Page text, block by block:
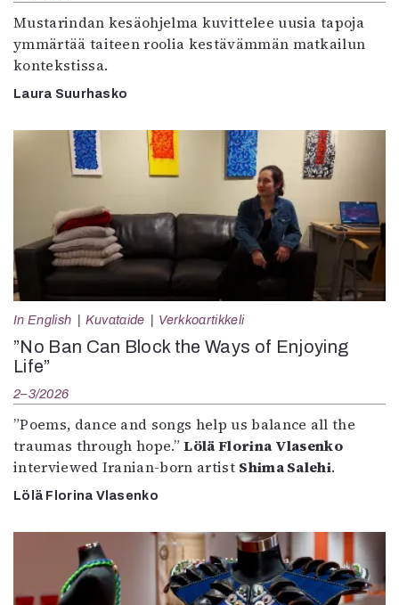
Mustarindan kesäohjelma kuvittelee uusia tapoja
ymmärtää taiteen roolia kestävämmän matkailun
kontekstissa.
Laura Suurhasko
In English Kuvataide Verkkoartikkeli
”No Ban Can Block the Ways of Enjoying
Life”
2–3/2026
”Poems, dance and songs help us balance all the
traumas through hope.”Lölä Florina Vlasenko
interviewed Iranian-born artist Shima Salehi.
Lölä Florina Vlasenko